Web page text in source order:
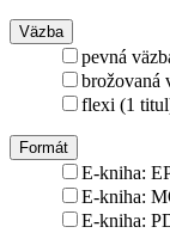
Väzba
pevná
brožovaná
flexi (1
Formát
E-kniha:
E-kniha:
E-kniha: